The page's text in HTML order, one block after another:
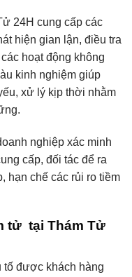
24H cung cấp các
hiện gian lận, điều tra
hoạt động không
kinh nghiệm giúp
xử lý kịp thời nhằm
nghiệp xác minh
cấp, đối tác để ra
hạn chế các rủi ro tiềm
tử tại Thám Tử
tố được khách hàng